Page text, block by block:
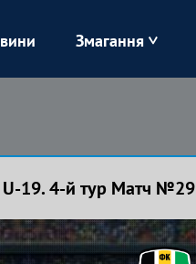
Колос
ЛНЗ
Чорноморець
Змагання
U-19. 4-й тур Матч №29